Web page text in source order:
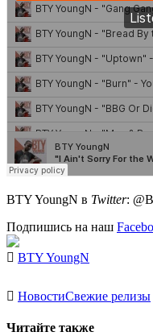
BTY YoungN в Twitter:
Подпишись на наш
BTY YoungN
НовостиСвежие релизы
Читайте также